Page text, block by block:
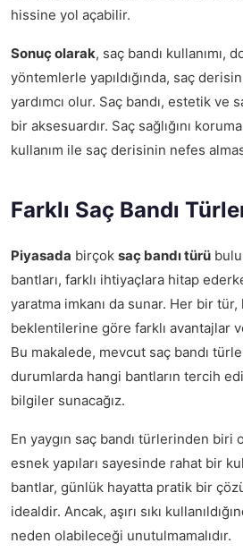
hissine yol açabilir.
Sonuç olarak, saç bandı kullanımı,
yöntemlerle yapıldığında, saç
yardımcı olur. Saç bandı, estetik ve
bir aksesuardır. Saç sağlığını
kullanım ile saç derisinin nefes
Farklı Saç Bandı
Piyasada birçok saç bandı türü
bantları, farklı ihtiyaçlara hitap
yaratma imkanı da sunar. Her bir tür,
beklentilerine göre farklı avantajlar
Bu makalede, mevcut saç bandı
durumlarda hangi bantların tercih
bilgiler sunacağız.
En yaygın saç bandı türlerinden biri
esnek yapıları sayesinde rahat bir
bantlar, günlük hayatta pratik bir
idealdir. Ancak, aşırı sıkı
neden olabileceği unutulmamalıdır.